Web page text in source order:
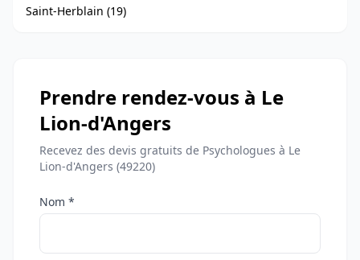
Saint-Herblain (19)
Prendre rendez-vous à Le
Lion-d'Angers
Recevez des devis gratuits de Psychologues à Le
Lion-d'Angers (49220)
Nom *